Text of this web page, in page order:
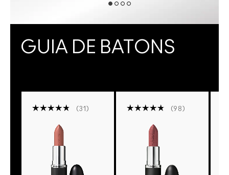
GUIA DE BATONS
31 98